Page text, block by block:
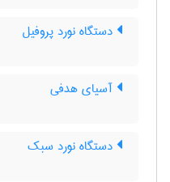
دستگاه نورد پروفیل
آسیای هدفی
دستگاه نورد سبک